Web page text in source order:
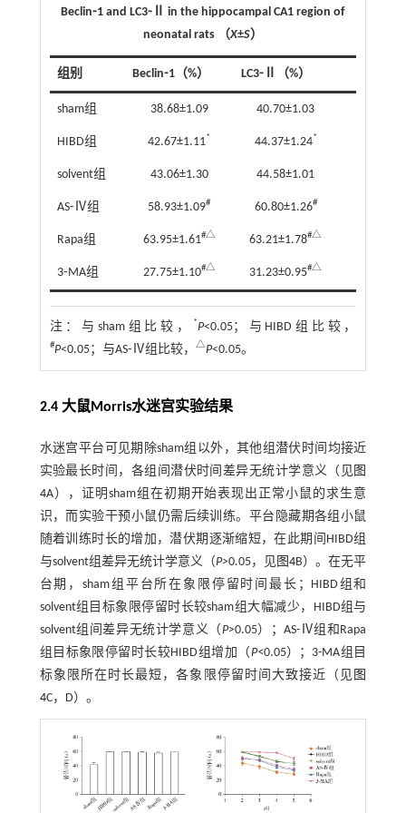
Beclin⁃1 and LC3⁃Ⅱ in the hippocampal CA1 region of
neonatal rats （X±S）
组别 Beclin⁃1（%） LC3⁃Ⅱ（%）
sham组 38.68±1.09 40.70±1.03
HIBD组 42.67±1.11* 44.37±1.24*
solvent组 43.06±1.30 44.58±1.01
AS⁃Ⅳ组 58.93±1.09# 60.80±1.26#
Rapa组 63.95±1.61#△ 63.21±1.78#△
3⁃MA组 27.75±1.10#△ 31.23±0.95#△
注：与sham组比较， *P<0.05；与HIBD组比较，
#P<0.05；与AS⁃Ⅳ组比较， △P<0.05。
2.4 大鼠Morris水迷宫实验结果
水迷宫平台可见期除sham组以外，其他组潜伏时间均接近
实验最长时间，各组间潜伏时间差异无统计学意义（见图
4A），证明sham组在初期开始表现出正常小鼠的求生意
识，而实验干预小鼠仍需后续训练。平台隐藏期各组小鼠
随着训练时长的增加，潜伏期逐渐缩短，在此期间HIBD组
与solvent组差异无统计学意义（P>0.05，见图4B）。在无平
台期，sham组平台所在象限停留时间最长；HIBD组和
solvent组目标象限停留时长较sham组大幅减少，HIBD组与
solvent组间差异无统计学意义（P>0.05）；AS-Ⅳ组和Rapa
组目标象限停留时长较HIBD组增加（P<0.05）；3-MA组目
标象限所在时长最短，各象限停留时间大致接近（见 图
4C，D）。